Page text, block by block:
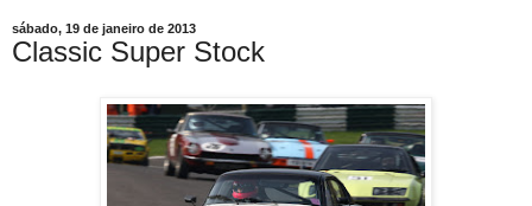
sábado, 19 de janeiro de 2013
Classic Super Stock